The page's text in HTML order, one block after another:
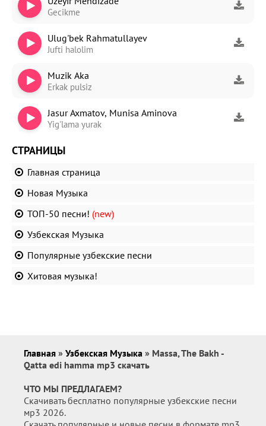
Gecikme
Ulug'bek Rahmatullayev
Jufti halolim
Muzik Aka
Erkak pulsiz
Jasur Axmatov, Munisa Aminova
Yig'lama yurak
СТРАНИЦЫ
Главная страница
Новая Музыка
ТОП-50 песни! (new)
Узбекская Музыка
Популярные узбекские песни
Хитовая музыка!
Главная » Узбекская Музыка » Massa, The Bakh -
Qatta edi hamma mp3 скачать
ЧТО МЫ ПРЕДЛАГАЕМ?
Скачивать бесплатно популярные узбекские песни
мр3 2026.